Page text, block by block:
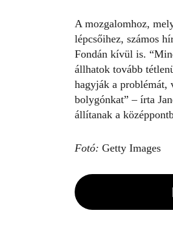
A mozgalomhoz,
lépcsőihez, számos
Fondán kívül is.
állhatok tovább
hagyják a problémát,
bolygónkat” – írta
állítanak a
Fotó: Getty Images